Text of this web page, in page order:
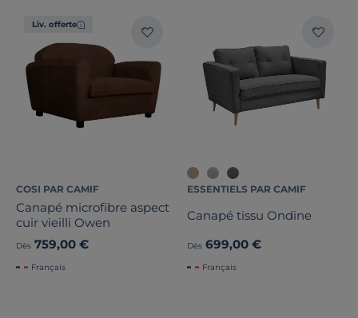
Liv. offerte
COSI PAR CAMIF
Canapé microfibre aspect
cuir vieilli Owen
Dès 759,00 €
Français
ESSENTIELS PAR CAMIF
Canapé tissu Ondine
Dès 699,00 €
Français